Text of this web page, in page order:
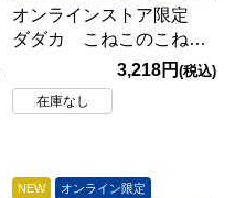
オンラインストア限定
ダダカ こねこのこねこ
ねクッキー缶
HappyNyao 45枚
3,218円 (税込)
在庫なし
NEW オンライン限定